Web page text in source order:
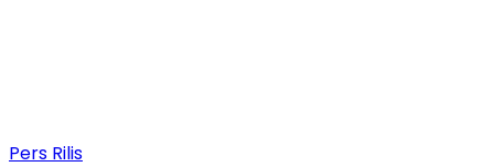
Pers Rilis